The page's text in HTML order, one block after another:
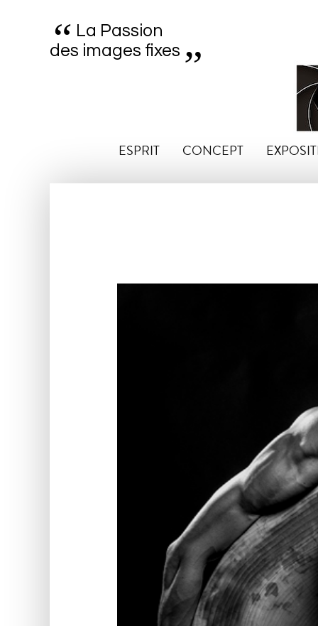
“ La Passion
des images fixes „
ESPRIT CONCEPT